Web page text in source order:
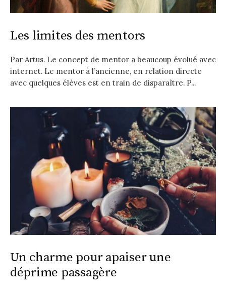
Les limites des mentors
Par Artus. Le concept de mentor a beaucoup évolué avec
internet. Le mentor à l’ancienne, en relation directe
avec quelques élèves est en train de disparaître. P...
Un charme pour apaiser une
déprime passagère